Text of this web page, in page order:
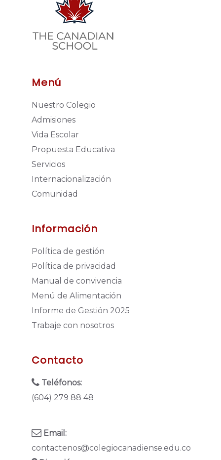
Menú
Nuestro Colegio
Admisiones
Vida Escolar
Propuesta Educativa
Servicios
Internacionalización
Comunidad
Información
Política de gestión
Política de privacidad
Manual de convivencia
Menú de Alimentación
Informe de Gestión 2025
Trabaje con nosotros
Contacto
Teléfonos:
(604) 279 88 48
Email:
contactenos@colegiocanadiense.edu.co